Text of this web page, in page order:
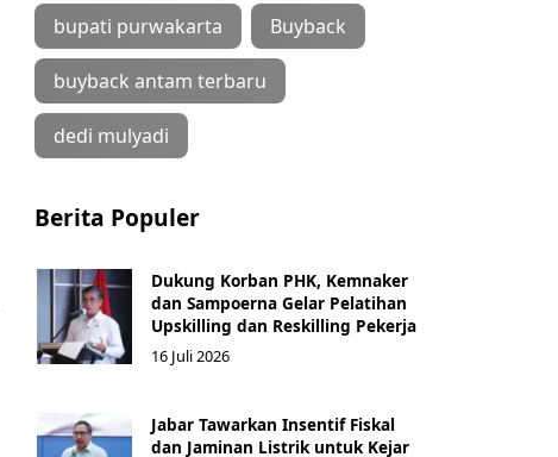
bupati purwakarta Buyback
buyback antam terbaru
dedi mulyadi
Berita Populer
Dukung Korban PHK, Kemnaker
dan Sampoerna Gelar Pelatihan
Upskilling dan Reskilling Pekerja
16 Juli 2026
Jabar Tawarkan Insentif Fiskal
dan Jaminan Listrik untuk Kejar